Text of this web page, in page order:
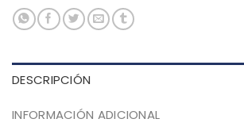
DESCRIPCIÓN
INFORMACIÓN ADICIONAL